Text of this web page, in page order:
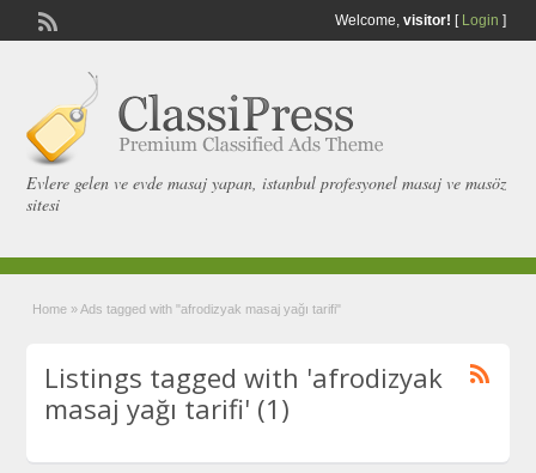
Welcome, visitor! [ Login ]
Evlere gelen ve evde masaj yapan, istanbul profesyonel masaj ve masöz
sitesi
Home » Ads tagged with "afrodizyak masaj yağı tarifi"
Listings tagged with 'afrodizyak
masaj yağı tarifi' (1)